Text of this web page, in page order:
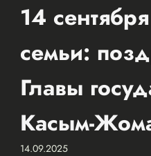
14
семьи:
Главы
Касым-
14.09.2025